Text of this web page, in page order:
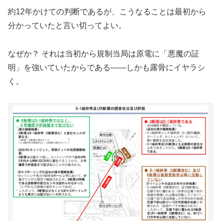
約12年かけての判断であるが、こうなることは最初から
分かっていたと言い切ってよい。
なぜか？ それは当初から規制当局は原電に「悪魔の証
明」を強いていたからである——しかも露骨にイヤラシ
く。